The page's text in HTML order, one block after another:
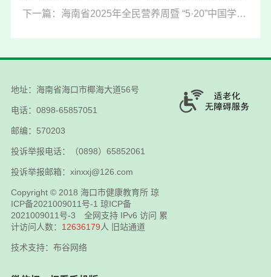
下一篇：海南省2025年全民营养周暨 “5·20”中国学生营养日主题宣传活动在海口市举行
地址：海南省海口市椰海大道56号
电话：0898-65857051
邮编：570203
投诉举报电话：（0898）65852061
投诉举报邮箱：xinxxj@126.com
Copyright © 2018 海口市健康教育所 琼
ICP备2021009011号-1 琼ICP备
2021009011号-3 全网支持 IPv6 访问 累
计访问人数： 12636179人 旧站通道
技术支持：布谷网络